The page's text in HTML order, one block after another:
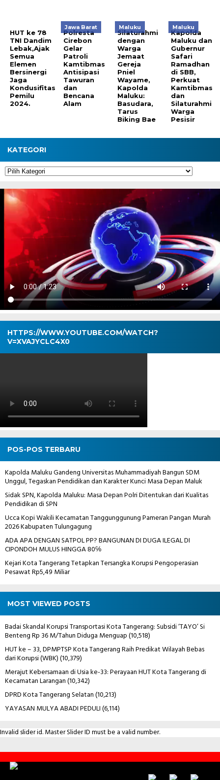
HUT ke 78
TNI Dandim
Lebak,Ajak
Semua
Elemen
Bersinergi
Jaga
Kondusifitas
Pemilu
2024.
Jawa Barat
Polresta
Cirebon
Gelar
Patroli
Kamtibmas
Antisipasi
Tawuran
dan
Bencana
Alam
Maluku
Silaturahmi
dengan
Warga
Jemaat
Gereja
Pniel
Wayame,
Kapolda
Maluku:
Basudara,
Tarus
Biking Bae
Maluku
Kapolda
Maluku dan
Gubernur
Safari
Ramadhan
di SBB,
Perkuat
Kamtibmas
dan
Silaturahmi
Warga
Pesisir
KATEGORI
Kategori
HTTPS://WWW.YOUTUBE.COM/WATCH?
V=XVAJYCLC4X0
POS-POS TERBARU
Kapolda Maluku Gandeng Universitas Muhammadiyah Bangun SDM
Unggul, Tegaskan Pendidikan dan Karakter Kunci Masa Depan Maluk
Sidak SPN, Kapolda Maluku: Masa Depan Polri Ditentukan dari Kualitas
Pendidikan di SPN
Ucca Kopi Wakili Kecamatan Tanggunggunung Pameran Pangan Murah
2026 Kabupaten Tulungagung
ADA APA DENGAN SATPOL PP? BANGUNAN DI DUGA ILEGAL DI
CIPONDOH MULUS HINGGA 80℅
Kejari Kota Tangerang Tetapkan Tersangka Korupsi Pengoperasian
Pesawat Rp5,49 Miliar
MOST VIEWED POSTS
Badai Skandal Korupsi Transportasi Kota Tangerang: Subsidi ‘TAYO’ Si
Benteng Rp 36 M/Tahun Diduga Menguap(10,518)
HUT ke – 33, DPMPTSP Kota Tangerang Raih Predikat Wilayah Bebas
dari Korupsi (WBK)(10,379)
Merajut Kebersamaan di Usia ke-33: Perayaan HUT Kota Tangerang di
Kecamatan Larangan(10,342)
DPRD Kota Tangerang Selatan(10,213)
YAYASAN MULYA ABADI PEDULI(6,114)
Invalid slider id. Master Slider ID must be a valid number.
Contact
Us